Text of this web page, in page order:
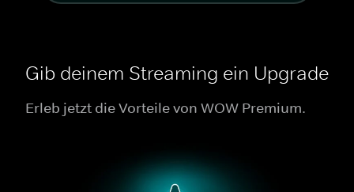
Gib deinem Streaming ein Upgrade
Erleb jetzt die Vorteile von WOW Premium.